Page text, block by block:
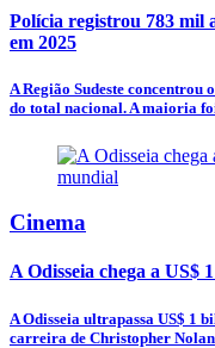
Polícia registrou 783 mil
em 2025
A Região Sudeste
do total nacional. A maioria
Cinema
A Odisseia chega a US$
A Odisseia ultrapassa US$ 1
carreira de Christopher Nolan